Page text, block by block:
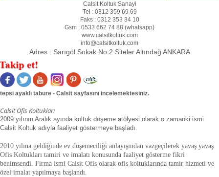
Calsit Koltuk Sanayi
Tel : 0312 359 69 69
Faks : 0312 353 34 10
Gsm : 0533 662 74 88 (whatsapp)
www.calsitkoltuk.com
info@calsitkoltuk.com
Adres : Sarıgöl Sokak No:2 Siteler Altındağ ANKARA
tepsi ayaklı tabure - Calsit sayfasını incelemektesiniz.
Calsit Ofis Koltukları
2009 yılının Aralık ayında koltuk döşeme atölyesi olarak o zamanki ismi
Calsit Koltuk adıyla faaliyet göstermeye başladı.
2010 yılına geldiğinde ev döşemeciliği anlayışından vazgeçilerek yavaş yavaş
Ofis Koltukları tamiri ve imalatı konusunda faaliyet gösterme fikri
benimsendi. Firma ismi Calsit Ofis olarak ofis koltuklarında tamir hizmeti ve
özel imalat yapılmaya başlandı.